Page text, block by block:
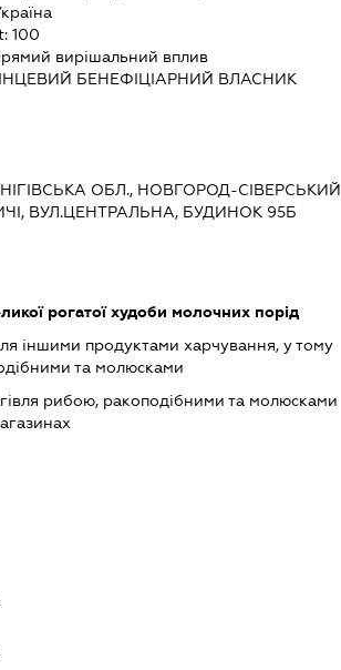
100
вирішальний вплив
БЕНЕФІЦІАРНИЙ ВЛАСНИК
ОБЛ., НОВГОРОД-СІВЕРСЬКИЙ
ВУЛ.ЦЕНТРАЛЬНА, БУДИНОК 95Б
рогатої худоби молочних порід
іншими продуктами харчування, у тому
та молюсками
рибою, ракоподібними та молюсками